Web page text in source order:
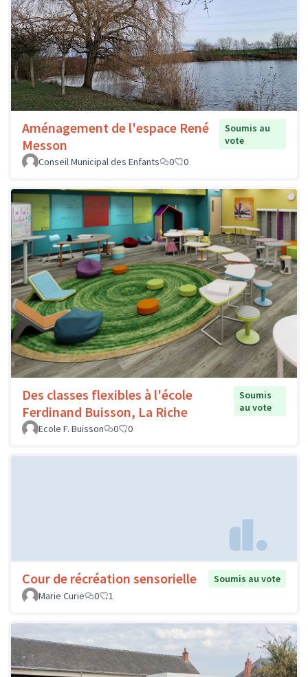
Aménagement de l'espace René
Messon
Soumis au
vote
Conseil Municipal des Enfants
0 0
Des classes flexibles à l'école
Ferdinand Buisson, La Riche
Soumis
au vote
Ecole F. Buisson
0 0
Cour de récréation sensorielle
Soumis au vote
Marie Curie
0 1